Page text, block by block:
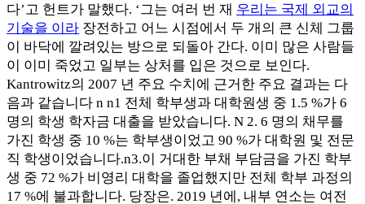
다’고 헌트가 말했다. ‘그는 여러 번 재 우리는 국제 외교의
기술을 이라 장전하고 어느 시점에서 두 개의 큰 신체 그룹
이 바닥에 깔려있는 방으로 되돌아 간다. 이미 많은 사람들
이 이미 죽었고 일부는 상처를 입은 것으로 보인다.
Kantrowitz의 2007 년 주요 수치에 근거한 주요 결과는 다
음과 같습니다 n n1 전체 학부생과 대학원생 중 1.5 %가 6
명의 학생 학자금 대출을 받았습니다. N 2. 6 명의 채무를
가진 학생 중 10 %는 학부생이었고 90 %가 대학원 및 전문
직 학생이었습니다.n3.이 거대한 부채 부담금을 가진 학부
생 중 72 %가 비영리 대학을 졸업했지만 전체 학부 과정의
17 %에 불과합니다. 당장은. 2019 년에, 내부 연소는 여전